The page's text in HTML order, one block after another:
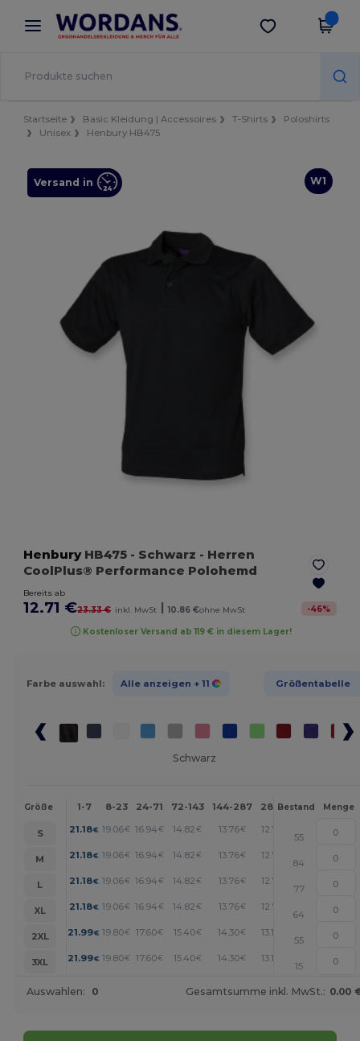
× Wordans App
Bessere Preise in der App!
App holen
Startseite Basic Kleidung | Accessoires T-Shirts
Poloshirts
Unisex
Henbury HB475
W1
Versand in
HenburyHB475 - Schwarz - Herren
CoolPlus® Performance Polohemd
Bereits ab
12.71 €23.33 € inkl. MwSt | 10.86 €ohne MwSt -46%
Kostenloser Versand ab 119 € in diesem Lager!
Farbe auswahl: Alle anzeigen + 11 Größentabelle
Schwarz
Größe 1-7 8-23 24-71 72-143 144-287 288 + Mehr
Bestand Menge
S 21.18€ 19.06€ 16.94€ 14.82 € 13.76€ 12.71
55
M
21.18€ 19.06€ 16.94€ 14.82 € 13.76€ 12.71
84
L
21.18€ 19.06€ 16.94€ 14.82 € 13.76€ 12.71 +
77
XL
21.18€ 19.06€ 16.94€ 14.82 € 13.76€ 12.71
64
2XL
21.99€ 19.80€ 17.60€ 15.40€ 14.30€ 13.19
55
3XL
21.99€ 19.80€ 17.60€ 15.40€ 14.30€ 13.19
15
Auswahlen: 0 Gesamtsumme inkl. MwSt.: 0.00